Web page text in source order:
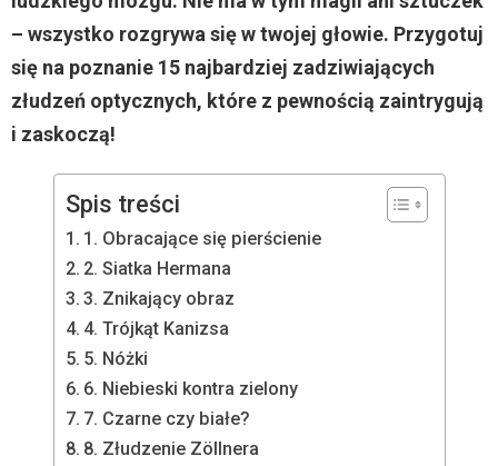
– wszystko rozgrywa się w twojej głowie. Przygotuj
się na poznanie 15 najbardziej zadziwiających
złudzeń optycznych, które z pewnością zaintrygują
i zaskoczą!
Spis treści
1. Obracające się pierścienie
2. Siatka Hermana
3. Znikający obraz
4. Trójkąt Kanizsa
5. Nóżki
6. Niebieski kontra zielony
7. Czarne czy białe?
8. Złudzenie Zöllnera